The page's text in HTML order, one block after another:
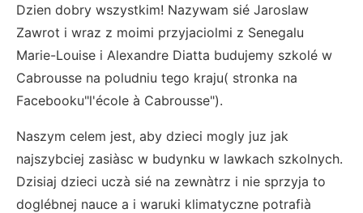
Dzien dobry wszystkim! Nazywam sié Jaroslaw
Zawrot i wraz z moimi przyjaciolmi z Senegalu
Marie-Louise i Alexandre Diatta budujemy szkolé w
Cabrousse na poludniu tego kraju( stronka na
Facebooku"l'école à Cabrousse").
Naszym celem jest, aby dzieci mogly juz jak
najszybciej zasiàsc w budynku w lawkach szkolnych.
Dzisiaj dzieci uczà sié na zewnàtrz i nie sprzyja to
doglébnej nauce a i waruki klimatyczne potrafià